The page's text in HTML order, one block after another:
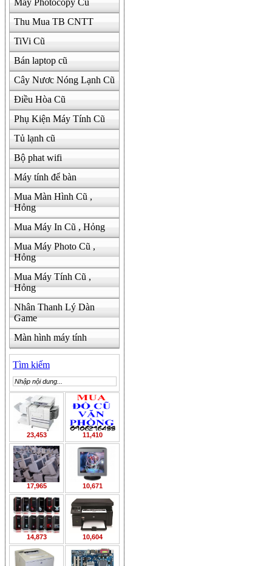
Máy Photocopy Cũ
Thu Mua TB CNTT
TiVi Cũ
Bán laptop cũ
Cây Nươc Nóng Lạnh Cũ
Điều Hòa Cũ
Phụ Kiện Máy Tính Cũ
Tủ lạnh cũ
Bộ phat wifi
Máy tính để bàn
Mua Màn Hình Cũ ,
Hỏng
Mua Máy In Cũ , Hỏng
Mua Máy Photo Cũ ,
Hỏng
Mua Máy Tính Cũ ,
Hỏng
Nhân Thanh Lý Dàn
Game
Màn hình máy tính
Tìm kiếm
23,453 11,410
17,965 10,671
14,873 10,604